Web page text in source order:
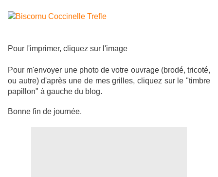
Pour l'imprimer, cliquez sur l'image
Pour m'envoyer une photo de votre ouvrage (brodé, tricoté,
ou autre) d'après une de mes grilles, cliquez sur le "timbre
papillon" à gauche du blog.
Bonne fin de journée.